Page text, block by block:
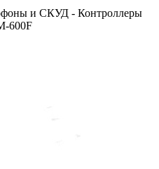
и СКУД - Контроллеры
600F